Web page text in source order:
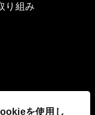
を使用し
り組み